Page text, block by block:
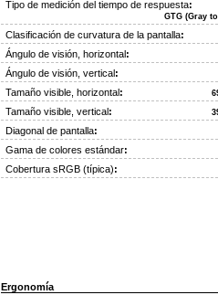
Tipo de medición del tiempo de respuesta:
GTG (Gray
Clasificación de curvatura de la pantalla:
Ángulo de visión, horizontal:
Ángulo de visión, vertical:
Tamaño visible, horizontal:
Tamaño visible, vertical:
Diagonal de pantalla:
Gama de colores estándar:
Cobertura sRGB (típica):
Ergonomía